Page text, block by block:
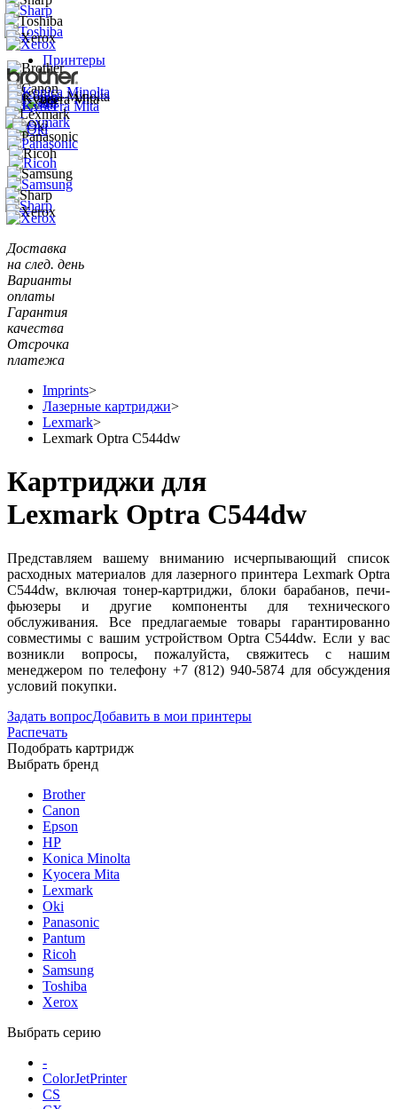
Принтеры
Доставка
на след. день
Варианты
оплаты
Гарантия
качества
Отсрочка
платежа
Imprints>
Лазерные картриджи>
Lexmark>
Lexmark Optra C544dw
Картриджи для
Lexmark Optra C544dw
Представляем вашему вниманию исчерпывающий список
расходных материалов для лазерного принтера Lexmark Optra
C544dw, включая тонер-картриджи, блоки барабанов, печи-
фьюзеры и другие компоненты для технического
обслуживания. Все предлагаемые товары гарантированно
совместимы с вашим устройством Optra C544dw. Если у вас
возникли вопросы, пожалуйста, свяжитесь с нашим
менеджером по телефону +7 (812) 940-5874 для обсуждения
условий покупки.
Задать вопросДобавить в мои принтеры
Распечать
Подобрать картридж
Выбрать бренд
Brother
Canon
Epson
HP
Konica Minolta
Kyocera Mita
Lexmark
Oki
Panasonic
Pantum
Ricoh
Samsung
Toshiba
Xerox
Выбрать серию
-
ColorJetPrinter
CS